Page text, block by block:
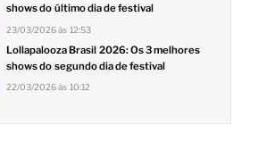
shows do último dia de festival
23/03/2026 às 12:53
Lollapalooza Brasil 2026: Os 3 melhores
shows do segundo dia de festival
22/03/2026 às 10:12